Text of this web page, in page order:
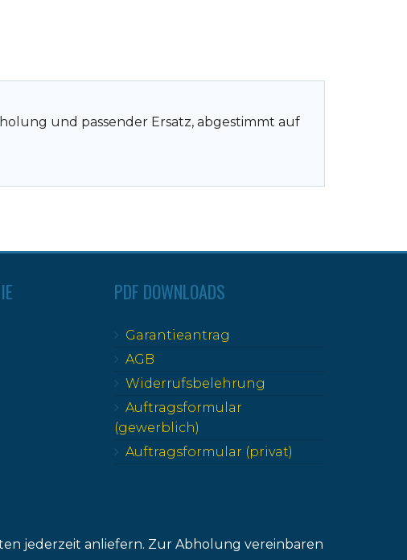
und passender Ersatz, abgestimmt auf
PDF DOWNLOADS
Garantieantrag
AGB
Widerrufsbelehrung
Auftragsformular
(gewerblich)
Auftragsformular (privat)
jederzeit anliefern. Zur Abholung vereinbaren